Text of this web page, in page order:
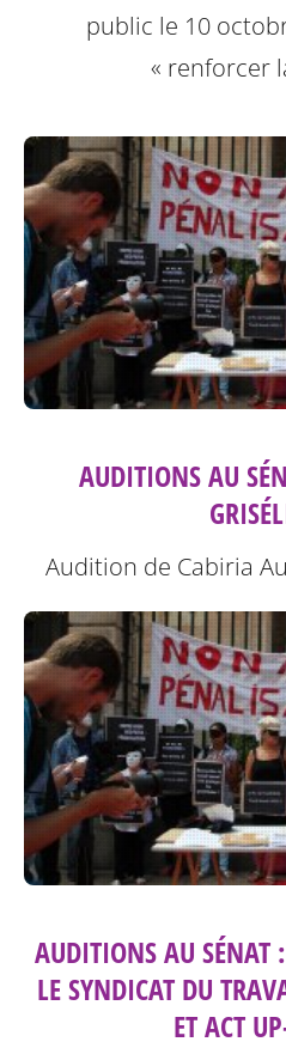
public le 10
« renforcer
AUDITIONS AU
Audition de Cabiria
AUDITIONS AU SÉNAT
LE SYNDICAT DU
ET ACT